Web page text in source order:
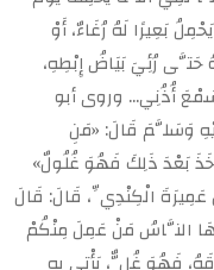
بَعِيرًا لَهُ رُغَاءٌ، أَوْ
حَتَّى رُئِيَ بَيَاضُ إِبْطِهِ،
أُذُنِي… وروى أبو
وَسَلَّمَ قَالَ: «مَنِ
بَعْدَ ذَلِكَ فَهُوَ غُلُولٌ»
الْكِنْدِيِّ، قَالَ: قَالَ
النَّاسُ مَنْ عَمِلَ مِنْكُمْ
فَهُوَ غُلٌّ، يَأْتِي بِهِ